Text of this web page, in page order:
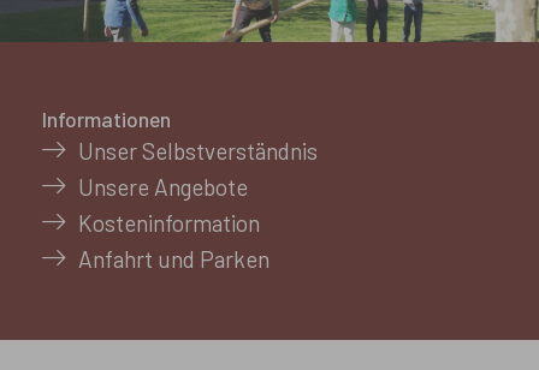
Informationen
Unser Selbstverständnis
Unsere Angebote
Kosteninformation
Anfahrt und Parken